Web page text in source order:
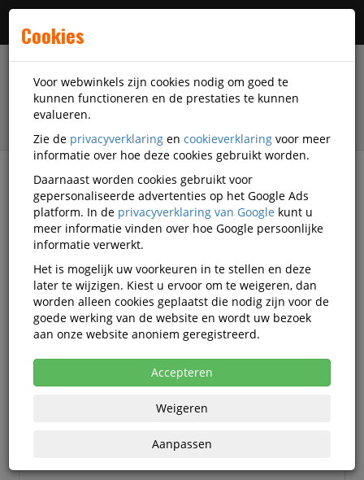
filter
Accessoires D-Link
D-Link accessoires
D-Link Datacommunicatie
Cookies
Voor webwinkels zijn cookies nodig om goed te
kunnen functioneren en de prestaties te kunnen
evalueren.
Zie de privacyverklaring en cookieverklaring voor meer
informatie over hoe deze cookies gebruikt worden.
Daarnaast worden cookies gebruikt voor
gepersonaliseerde advertenties op het Google Ads
platform. In de privacyverklaring van Google kunt u
meer informatie vinden over hoe Google persoonlijke
informatie verwerkt.
Het is mogelijk uw voorkeuren in te stellen en deze
later te wijzigen. Kiest u ervoor om te weigeren, dan
worden alleen cookies geplaatst die nodig zijn voor de
goede werking van de website en wordt uw bezoek
aan onze website anoniem geregistreerd.
Accepteren
Weigeren
Aanpassen